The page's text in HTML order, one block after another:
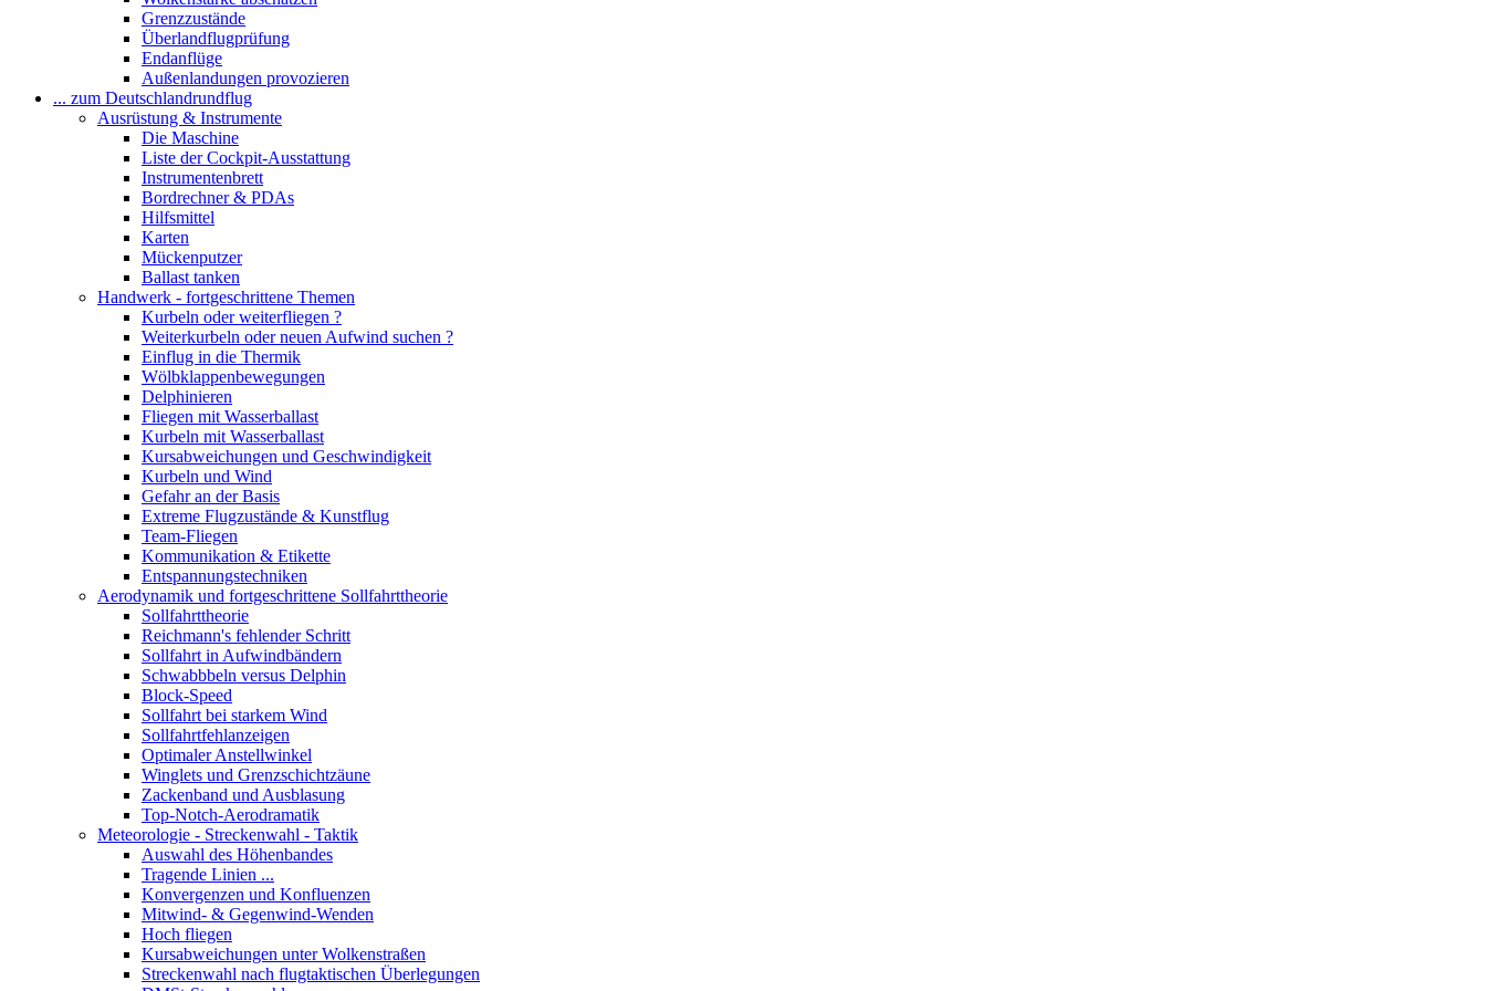
Grenzzustände
Überlandflugprüfung
Endanflüge
Außenlandungen provozieren
... zum Deutschlandrundflug
Ausrüstung & Instrumente
Die Maschine
Liste der Cockpit-Ausstattung
Instrumentenbrett
Bordrechner & PDAs
Hilfsmittel
Karten
Mückenputzer
Ballast tanken
Handwerk - fortgeschrittene Themen
Kurbeln oder weiterfliegen ?
Weiterkurbeln oder neuen Aufwind suchen ?
Einflug in die Thermik
Wölbklappenbewegungen
Delphinieren
Fliegen mit Wasserballast
Kurbeln mit Wasserballast
Kursabweichungen und Geschwindigkeit
Kurbeln und Wind
Gefahr an der Basis
Extreme Flugzustände & Kunstflug
Team-Fliegen
Kommunikation & Etikette
Entspannungstechniken
Aerodynamik und fortgeschrittene Sollfahrttheorie
Sollfahrttheorie
Reichmann's fehlender Schritt
Sollfahrt in Aufwindbändern
Schwabbbeln versus Delphin
Block-Speed
Sollfahrt bei starkem Wind
Sollfahrtfehlanzeigen
Optimaler Anstellwinkel
Winglets und Grenzschichtzäune
Zackenband und Ausblasung
Top-Notch-Aerodramatik
Meteorologie - Streckenwahl - Taktik
Auswahl des Höhenbandes
Tragende Linien ...
Konvergenzen und Konfluenzen
Mitwind- & Gegenwind-Wenden
Hoch fliegen
Kursabweichungen unter Wolkenstraßen
Streckenwahl nach flugtaktischen Überlegungen